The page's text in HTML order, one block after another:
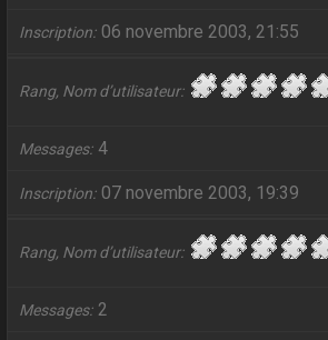
Inscription 06 novembre 2003, 21:55
Rang, Nom d’utilisateur
Messages 4
Inscription 07 novembre 2003, 19:39
Rang, Nom d’utilisateur
Messages 2